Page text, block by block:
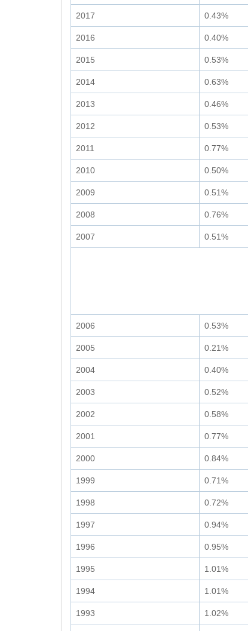
2017 0.43%
2016 0.40%
2015 0.53%
2014 0.63%
2013 0.46%
2012 0.53%
2011 0.77%
2010 0.50%
2009 0.51%
2008 0.76%
2007 0.51%
2006 0.53%
2005 0.21%
2004 0.40%
2003 0.52%
2002 0.58%
2001 0.77%
2000 0.84%
1999 0.71%
1998 0.72%
1997 0.94%
1996 0.95%
1995 1.01%
1994 1.01%
1993 1.02%